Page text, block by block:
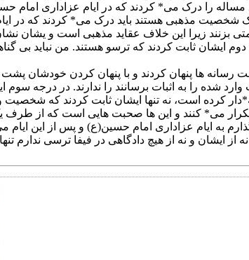
یک شخصیت مذهبی هستند باید درک می* کردند که در
بزنند زیرا این خلاف عقاید مذهبی است و یشان
ایشان ثابت کردند که ترسو هستند. من نباید بی
ها پنهان کردند و با پنهان کردن خودشان پشت
شده را به اثبات برسانند را ندارند. در درجه
کرده است، نه تنها ایشان ثابت کردند که شخصیت
به ایام عزاداری امام حسین(ع) و پس از این
از ایشان و نه از هیچ دادگاهی در فیفا ترسی ندارم